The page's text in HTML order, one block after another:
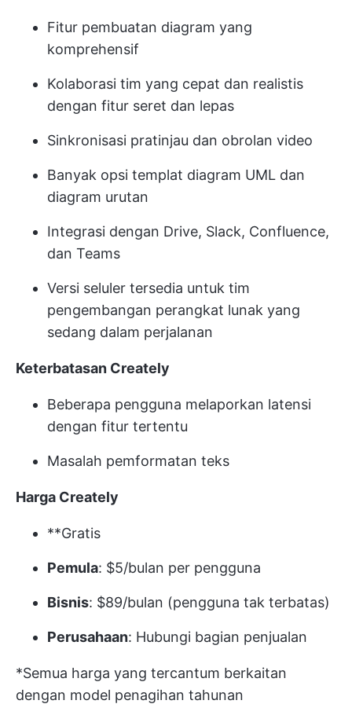
Fitur pembuatan diagram yang
komprehensif
Kolaborasi tim yang cepat dan realistis
dengan fitur seret dan lepas
Sinkronisasi pratinjau dan obrolan video
Banyak opsi templat diagram UML dan
diagram urutan
Integrasi dengan Drive, Slack, Confluence,
dan Teams
Versi seluler tersedia untuk tim
pengembangan perangkat lunak yang
sedang dalam perjalanan
Keterbatasan Creately
Beberapa pengguna melaporkan latensi
dengan fitur tertentu
Masalah pemformatan teks
Harga Creately
**Gratis
Pemula: $5/bulan per pengguna
Bisnis: $89/bulan (pengguna tak terbatas)
Perusahaan: Hubungi bagian penjualan
*Semua harga yang tercantum berkaitan
dengan model penagihan tahunan